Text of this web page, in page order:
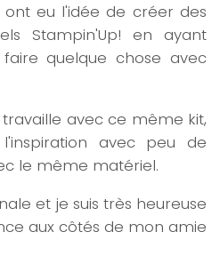
ont eu l'idée de créer des
Stampin'Up! en ayant
quelque chose avec
avec ce même kit,
avec peu de
le même matériel.
et je suis très heureuse
aux côtés de mon amie